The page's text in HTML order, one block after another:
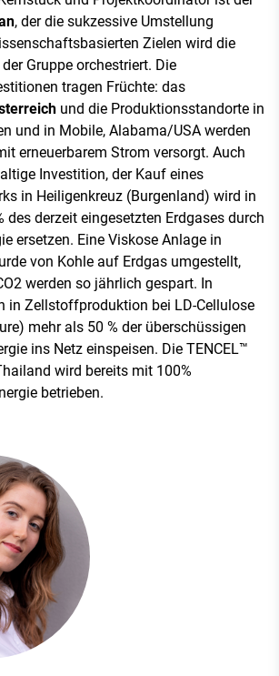
, der die sukzessive Umstellung
Zielen wird die
Gruppe orchestriert. Die
tragen Früchte: das
und die Produktionsstandorte in
und in Mobile, Alabama/USA werden
erneuerbarem Strom versorgt. Auch
Investition, der Kauf eines
in Heiligenkreuz (Burgenland) wird in
des derzeit eingesetzten Erdgases durch
ersetzen. Eine Viskose Anlage in
von Kohle auf Erdgas umgestellt,
werden so jährlich gespart. In
in Zellstoffproduktion bei LD-Cellulose
mehr als 50 % der überschüssigen
ins Netz einspeisen. Die TENCEL™
wird bereits mit 100%
betrieben.